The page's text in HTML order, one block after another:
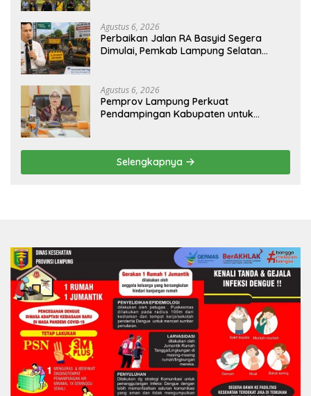
Agustus 6, 2026
Perbaikan Jalan RA Basyid Segera
Dimulai, Pemkab Lampung Selatan
Agustus 6, 2026
Pemprov Lampung Perkuat
Pendampingan Kabupaten untuk
Selengkapnya